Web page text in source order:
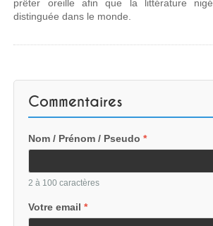
prêter oreille afin que la littérature
distinguée dans le monde.
Commentaires
Nom / Prénom / Pseudo*
2 à 100 caractères
Votre email*